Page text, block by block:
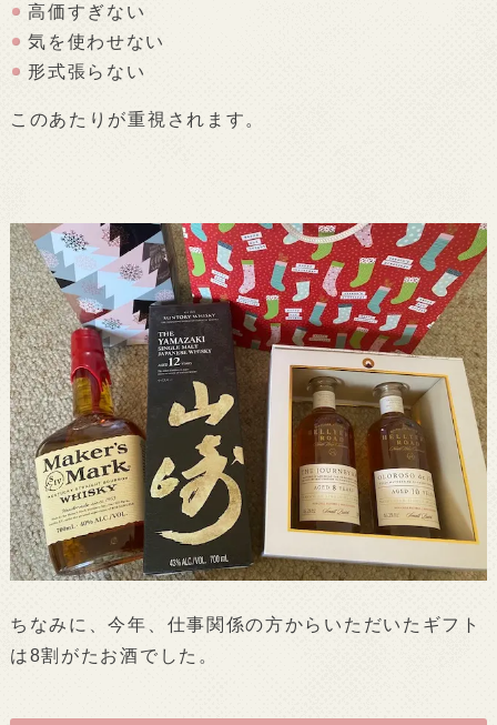
高価すぎない
気を使わせない
形式張らない
このあたりが重視されます。
ちなみに、今年、仕事関係の方からいただいたギフト
は8割がたお酒でした。